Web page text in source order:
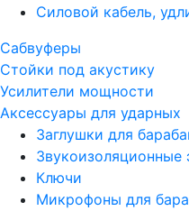
Силовой кабель,
Сабвуферы
Стойки под акустику
Усилители мощности
Аксессуары для ударных
Заглушки для
Звукоизоляционные
Ключи
Микрофоны для